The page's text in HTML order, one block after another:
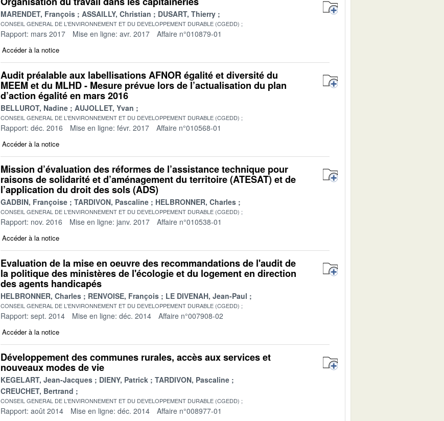
MARENDET, François ASSAILLY, Christian DUSART, Thierry
CONSEIL GENERAL DE L'ENVIRONNEMENT ET DU DEVELOPPEMENT DURABLE (CGEDD)
Rapport: mars 2017 Mise en ligne: avr. 2017 Affaire n°010879-01
Accéder à la notice
Audit préalable aux labellisations AFNOR égalité et diversité du
MEEM et du MLHD - Mesure prévue lors de l’actualisation du plan
d’action égalité en mars 2016
BELLUROT, Nadine AUJOLLET, Yvan
CONSEIL GENERAL DE L'ENVIRONNEMENT ET DU DEVELOPPEMENT DURABLE (CGEDD)
Rapport: déc. 2016 Mise en ligne: févr. 2017 Affaire n°010568-01
Accéder à la notice
Mission d’évaluation des réformes de l’assistance technique pour
raisons de solidarité et d’aménagement du territoire (ATESAT) et de
l’application du droit des sols (ADS)
GADBIN, Françoise TARDIVON, Pascaline HELBRONNER, Charles
CONSEIL GENERAL DE L'ENVIRONNEMENT ET DU DEVELOPPEMENT DURABLE (CGEDD)
Rapport: nov. 2016 Mise en ligne: janv. 2017 Affaire n°010538-01
Accéder à la notice
Evaluation de la mise en oeuvre des recommandations de l'audit de
la politique des ministères de l'écologie et du logement en direction
des agents handicapés
HELBRONNER, Charles RENVOISE, François LE DIVENAH, Jean-Paul
CONSEIL GENERAL DE L'ENVIRONNEMENT ET DU DEVELOPPEMENT DURABLE (CGEDD)
Rapport: sept. 2014 Mise en ligne: déc. 2014 Affaire n°007908-02
Accéder à la notice
Développement des communes rurales, accès aux services et
nouveaux modes de vie
KEGELART, Jean-Jacques DIENY, Patrick
TARDIVON, Pascaline
CREUCHET, Bertrand
CONSEIL GENERAL DE L'ENVIRONNEMENT ET DU DEVELOPPEMENT DURABLE (CGEDD)
Rapport: août 2014 Mise en ligne: déc. 2014 Affaire n°008977-01